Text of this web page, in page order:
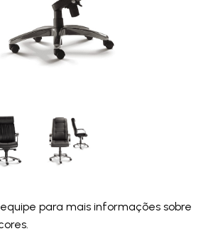
para mais informações sobre